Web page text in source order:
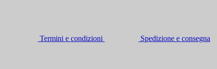
Termini e condizioni Spedizione e consegna